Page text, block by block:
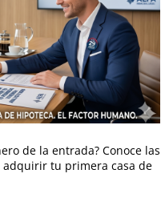
de la entrada? Conoce las
tu primera casa de